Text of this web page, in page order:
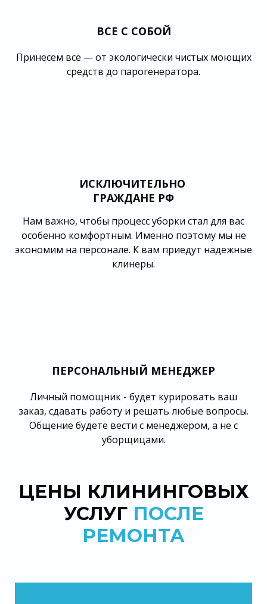
ВСЕ С СОБОЙ
Принесем всё — от экологически чистых моющих
средств до парогенератора.
ИСКЛЮЧИТЕЛЬНО
ГРАЖДАНЕ РФ
Нам важно, чтобы процесс уборки стал для вас
особенно комфортным. Именно поэтому мы не
экономим на персонале. К вам приедут надежные
клинеры.
ПЕРСОНАЛЬНЫЙ МЕНЕДЖЕР
Личный помощник - будет курировать ваш
заказ, сдавать работу и решать любые вопросы.
Общение будете вести с менеджером, а не с
уборщицами.
ЦЕНЫ КЛИНИНГОВЫХ
УСЛУГ ПОСЛЕ
РЕМОНТА